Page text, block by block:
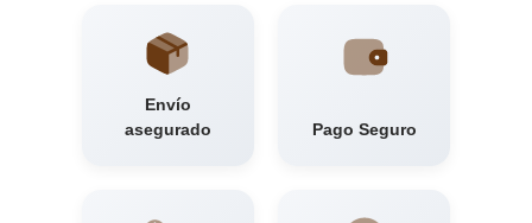
Envío
asegurado
Pago Seguro